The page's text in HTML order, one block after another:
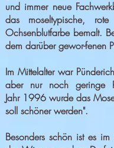
und immer neue
das moseltypische,
Ochsenblutfarbe bemalt.
dem darüber gewor-fenen
Im Mittelalter war
aber nur noch geringe
Jahr 1996 wurde das
soll schöner werden".
Besonders schön ist es